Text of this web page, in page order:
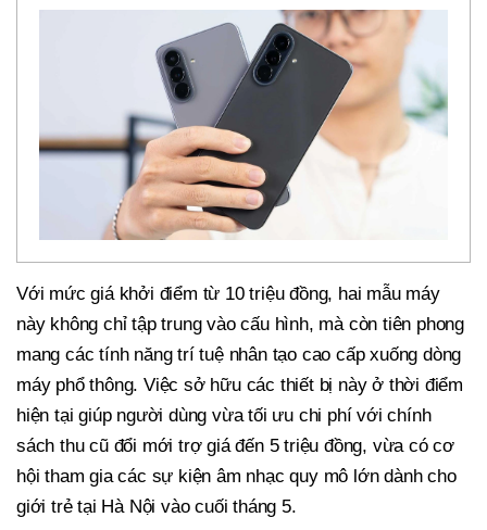
Với mức giá khởi điểm từ 10 triệu đồng, hai mẫu máy
này không chỉ tập trung vào cấu hình, mà còn tiên phong
mang các tính năng trí tuệ nhân tạo cao cấp xuống dòng
máy phổ thông. Việc sở hữu các thiết bị này ở thời điểm
hiện tại giúp người dùng vừa tối ưu chi phí với chính
sách thu cũ đổi mới trợ giá đến 5 triệu đồng, vừa có cơ
hội tham gia các sự kiện âm nhạc quy mô lớn dành cho
giới trẻ tại Hà Nội vào cuối tháng 5.